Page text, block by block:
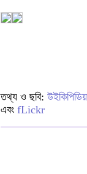
তথ্য ও ছবি:
এবং fLickr